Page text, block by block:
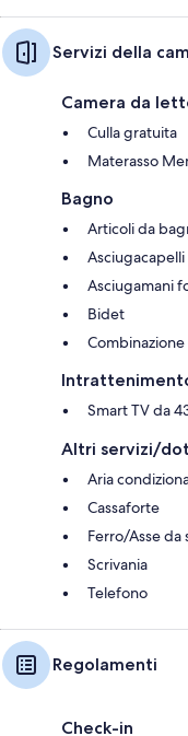
Servizi della
Camera da
Culla gratuita
Materasso
Bagno
Articoli da
Asciugacapelli
Asciugamani
Bidet
Smart TV da
Altri servizi/
Aria
Cassaforte
Ferro/Asse da
Scrivania
Telefono
Regolamenti
Check-in